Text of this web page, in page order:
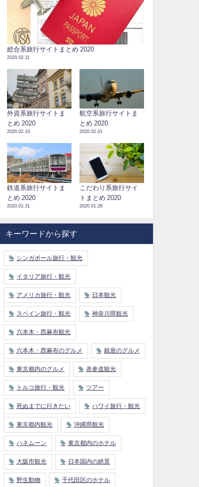
総合系旅行サイトまとめ 2020
2020.02.11
外資系旅行サイトま
とめ 2020
2020.02.10
航空系旅行サイトま
とめ 2020
2020.02.01
鉄道系旅行サイトま
とめ 2020
2020.01.31
こだわり系旅行サイ
トまとめ 2020
2020.01.28
キーワードから探す
シンガポール旅行・観光
イタリア旅行・観光
アメリカ旅行・観光 日本観光
スペイン旅行・観光 神奈川県観光
六本木・西麻布観光
六本木・西麻布のグルメ 銀座のグルメ
東京都内のグルメ 表参道観光
トルコ旅行・観光 ツアー
死ぬまでに行きたい ハワイ旅行・観光
東京都内観光 沖縄県観光
ハネムーン 東京都内のホテル
大阪市観光 日本国内の絶景
野生動物 千代田区のホテル